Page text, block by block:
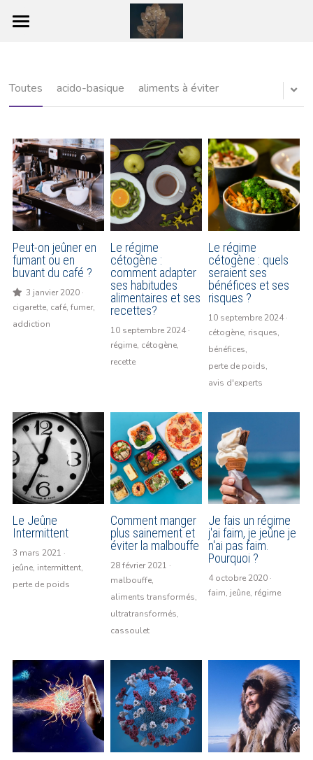
Le jeûne de 7 jours pas à pas
La préparation
Le Jeûne
Les effets du Jeûne
La reprise
Les bienfaits du jeûne
Le Blog
Facebook
Le Blog
POWERED BY
Toutes acido-basique aliments à éviter
Peut-on jeûner en
fumant ou en
buvant du café ?
3 janvier 2020·
cigarette, café, fumer,
addiction
Le régime
cétogène :
comment adapter
ses habitudes
alimentaires et ses
recettes?
10 septembre 2024·
régime, cétogène,
recette
Le régime
cétogène : quels
seraient ses
bénéfices et ses
risques ?
10 septembre 2024·
cétogène, risques,
bénéfices,
perte de poids,
avis d'experts
Le Jeûne
Intermittent
3 mars 2021 ·
jeûne, intermittent,
perte de poids
Comment manger
plus sainement et
éviter la malbouffe
28 février 2021 ·
malbouffe,
aliments transformés,
ultratransformés,
cassoulet
Je fais un régime
j'ai faim, je jeûne je
n'ai pas faim.
Pourquoi ?
4 octobre 2020·
faim, jeûne, régime